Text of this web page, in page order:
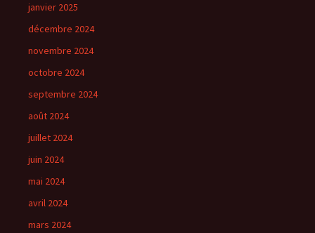
janvier 2025
décembre 2024
novembre 2024
octobre 2024
septembre 2024
août 2024
juillet 2024
juin 2024
mai 2024
avril 2024
mars 2024